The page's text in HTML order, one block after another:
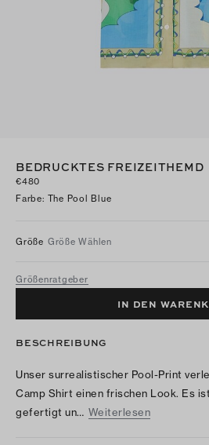
BEDRUCKTES FREIZEITHEMD
€480
Farbe: The Pool Blue
Größe Größe Wählen
Größenratgeber
IN DEN
BESCHREIBUNG
Unser surrealistischer Pool-Print
Camp Shirt einen frischen Look. Es
gefertigt un… Weiterlesen